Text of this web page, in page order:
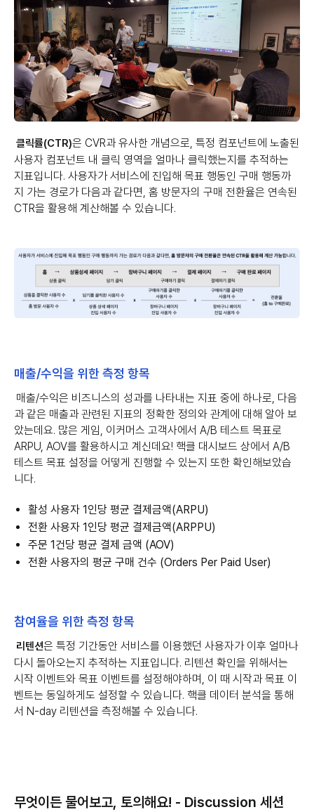
클릭률(CTR)은 CVR과 유사한 개념으로, 특정 컴포넌트에 노출된
사용자 컴포넌트 내 클릭 영역을 얼마나 클릭했는지를 추적하는
지표입니다. 사용자가 서비스에 진입해 목표 행동인 구매 행동까
지 가는 경로가 다음과 같다면, 홈 방문자의 구매 전환율은 연속된
CTR을 활용해 계산해볼 수 있습니다.
매출/수익을 위한 측정 항목
매출/수익은 비즈니스의 성과를 나타내는 지표 중에 하나로, 다음
과 같은 매출과 관련된 지표의 정확한 정의와 관계에 대해 알아 보
았는데요. 많은 게임, 이커머스 고객사에서 A/B 테스트 목표로
ARPU, AOV를 활용하시고 계신데요! 핵클 대시보드 상에서 A/B
테스트 목표 설정을 어떻게 진행할 수 있는지 또한 확인해보았습
니다.
활성 사용자 1인당 평균 결제금액(ARPU)
전환 사용자 1인당 평균 결제금액(ARPPU)
주문 1건당 평균 결제 금액 (AOV)
전환 사용자의 평균 구매 건수 (Orders Per Paid User)
참여율을 위한 측정 항목
리텐션은 특정 기간동안 서비스를 이용했던 사용자가 이후 얼마나
다시 돌아오는지 추적하는 지표입니다. 리텐션 확인을 위해서는
시작 이벤트와 목표 이벤트를 설정해야하며, 이 때 시작과 목표 이
벤트는 동일하게도 설정할 수 있습니다. 핵클 데이터 분석을 통해
서 N-day 리텐션을 측정해볼 수 있습니다.
무엇이든 물어보고, 토의해요! - Discussion 세션